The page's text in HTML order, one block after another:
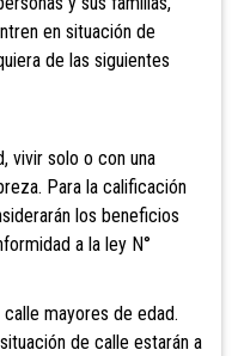
en situación de
de las siguientes
vivir solo o con una
Para la calificación
los beneficios
a la ley N°
mayores de edad.
de calle estarán a